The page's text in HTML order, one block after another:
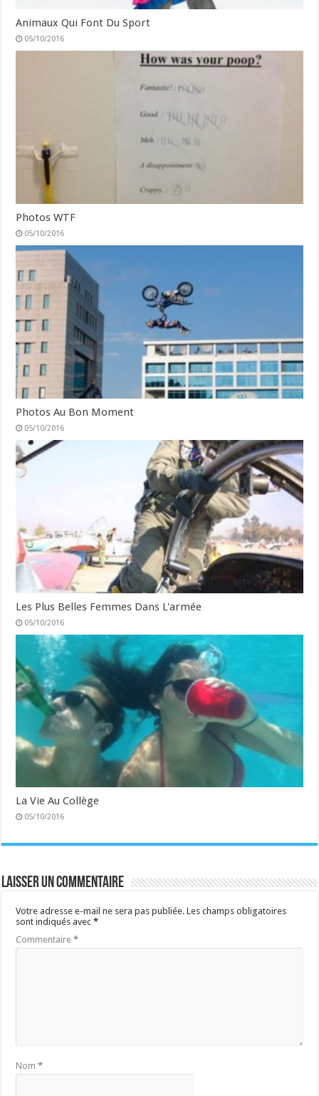
Animaux Qui Font Du Sport
05/10/2016
Photos WTF
05/10/2016
Photos Au Bon Moment
05/10/2016
Les Plus Belles Femmes Dans L'armée
05/10/2016
La Vie Au Collège
05/10/2016
Laisser un commentaire
Votre adresse e-mail ne sera pas publiée. Les champs obligatoires
sont indiqués avec*
Commentaire*
Nom*